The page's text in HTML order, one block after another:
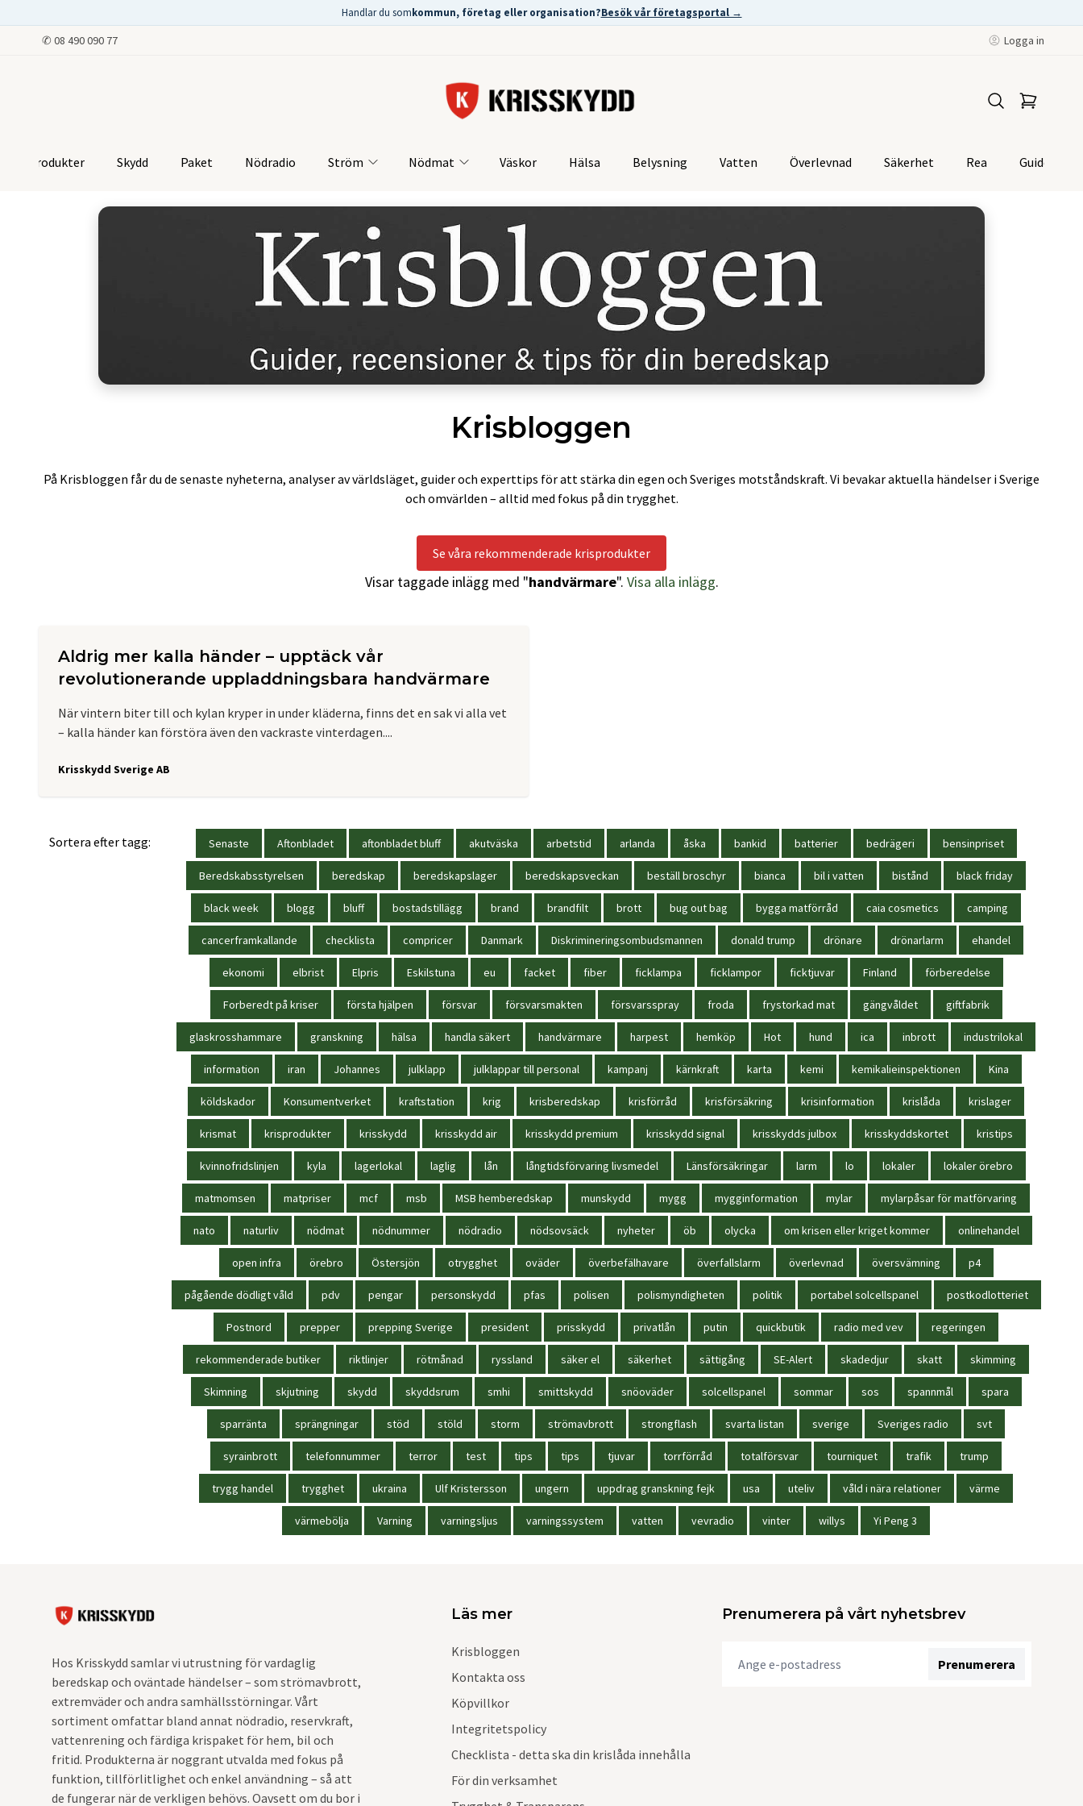
Handlar du somkommun, företag eller organisation?Besök vår företagsportal →
✆ 08 490 090 77 Logga in
Produkter Skydd Paket Nödradio Ström Nödmat Väskor Hälsa Belysning Vatten Överlevnad Säkerhet Rea Guider
Krisbloggen
På Krisbloggen får du de senaste nyheterna, analyser av världsläget, guider och experttips för att stärka din egen och Sveriges motståndskraft. Vi bevakar aktuella händelser i Sverige
och omvärlden – alltid med fokus på din trygghet.
Se våra rekommenderade krisprodukter
Visar taggade inlägg med "handvärmare". Visa alla inlägg.
Aldrig mer kalla händer – upptäck vår
revolutionerande uppladdningsbara handvärmare
När vintern biter till och kylan kryper in under kläderna, finns det en sak vi alla vet
– kalla händer kan förstöra även den vackraste vinterdagen....
Krisskydd Sverige AB
Sortera efter tagg: Senaste Aftonbladet aftonbladet bluff akutväska arbetstid arlanda åska bankid batterier bedrägeri bensinpriset
Beredskabsstyrelsen beredskap beredskapslager beredskapsveckan beställ broschyr bianca bil i vatten bistånd black friday
black week blogg bluff bostadstillägg brand brandfilt brott bug out bag bygga matförråd caia cosmetics camping
cancerframkallande checklista compricer Danmark Diskrimineringsombudsmannen donald trump drönare drönarlarm ehandel
ekonomi elbrist Elpris Eskilstuna eu facket fiber ficklampa ficklampor ficktjuvar Finland förberedelse
Forberedt på kriser första hjälpen försvar försvarsmakten försvarsspray froda frystorkad mat gängvåldet giftfabrik
glaskrosshammare granskning hälsa handla säkert handvärmare harpest hemköp Hot hund ica inbrott industrilokal
information iran Johannes julklapp julklappar till personal kampanj kärnkraft karta kemi kemikalieinspektionen Kina
köldskador Konsumentverket kraftstation krig krisberedskap krisförråd krisförsäkring krisinformation krislåda krislager
krismat krisprodukter krisskydd krisskydd air krisskydd premium krisskydd signal krisskydds julbox krisskyddskortet kristips
kvinnofridslinjen kyla lagerlokal laglig lån långtidsförvaring livsmedel Länsförsäkringar larm lo lokaler lokaler örebro
matmomsen matpriser mcf msb MSB hemberedskap munskydd mygg mygginformation mylar mylarpåsar för matförvaring
nato naturliv nödmat nödnummer nödradio nödsovsäck nyheter öb olycka om krisen eller kriget kommer onlinehandel
open infra örebro Östersjön otrygghet oväder överbefälhavare överfallslarm överlevnad översvämning p4
pågående dödligt våld pdv pengar personskydd pfas polisen polismyndigheten politik portabel solcellspanel postkodlotteriet
Postnord prepper prepping Sverige president prisskydd privatlån putin quickbutik radio med vev regeringen
rekommenderade butiker riktlinjer rötmånad ryssland säker el säkerhet sättigång SE-Alert skadedjur skatt skimming
Skimning skjutning skydd skyddsrum smhi smittskydd snöoväder solcellspanel sommar sos spannmål spara
sparränta sprängningar stöd stöld storm strömavbrott strongflash svarta listan sverige Sveriges radio svt
syrainbrott telefonnummer terror test tips tips tjuvar torrförråd totalförsvar tourniquet trafik trump
trygg handel trygghet ukraina Ulf Kristersson ungern uppdrag granskning fejk usa uteliv våld i nära relationer värme
värmebölja Varning varningsljus varningssystem vatten vevradio vinter willys Yi Peng 3
Hos Krisskydd samlar vi utrustning för vardaglig
beredskap och oväntade händelser – som strömavbrott,
extremväder och andra samhällsstörningar. Vårt
sortiment omfattar bland annat nödradio, reservkraft,
vattenrening och färdiga krispaket för hem, bil och
fritid. Produkterna är noggrant utvalda med fokus på
funktion, tillförlitlighet och enkel användning – så att
de fungerar när de verkligen behövs. Oavsett om du bor i
Läs mer
Krisbloggen
Kontakta oss
Köpvillkor
Integritetspolicy
Checklista - detta ska din krislåda innehålla
För din verksamhet
Prenumerera på vårt nyhetsbrev
Prenumerera